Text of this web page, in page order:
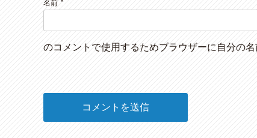
名前 *
のコメントで使用するためブラウザーに自分の